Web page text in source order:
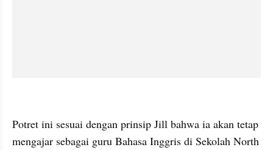
Potret ini sesuai dengan prinsip Jill bahwa ia akan tetap
mengajar sebagai guru Bahasa Inggris di Sekolah North